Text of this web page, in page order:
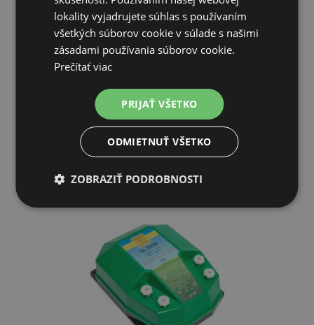
Solárny systém AgroElectro – 50 W panel s regulátorom
SKLADOM
PRIDAŤ DO KOŠÍKA
lokality vyjadrujete súhlas s používaním
všetkých súborov cookie v súlade s našimi
zásadami používania súborov cookie.
Prečítať viac
PRIJAŤ VŠETKO
ODMIETNUŤ VŠETKO
ZOBRAZIŤ PODROBNOSTI